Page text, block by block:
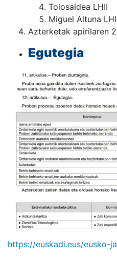
Tolosaldea LHII
Miguel Altuna
Azterketak apirilaren
Egutegia
https://euskadi.eus/eusko-